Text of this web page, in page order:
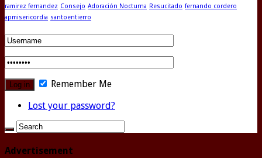
ramirez fernandez Consejo Adoración Nocturna Resucitado fernando cordero
apmisericordia santoentierro
Remember Me
Lost your password?
Advertisement